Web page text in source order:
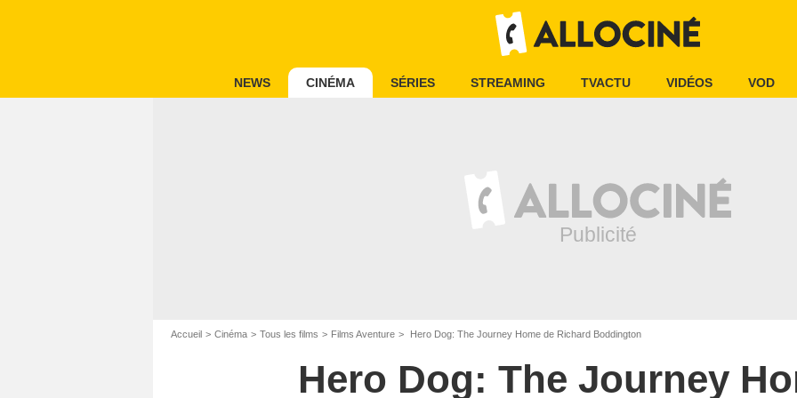
NEWS CINÉMA SÉRIES STREAMING TVACTU VIDÉOS VOD
Accueil Cinéma Tous les films Films Aventure Hero Dog: The Journey Home de Richard Boddington
Hero Dog: The Journey